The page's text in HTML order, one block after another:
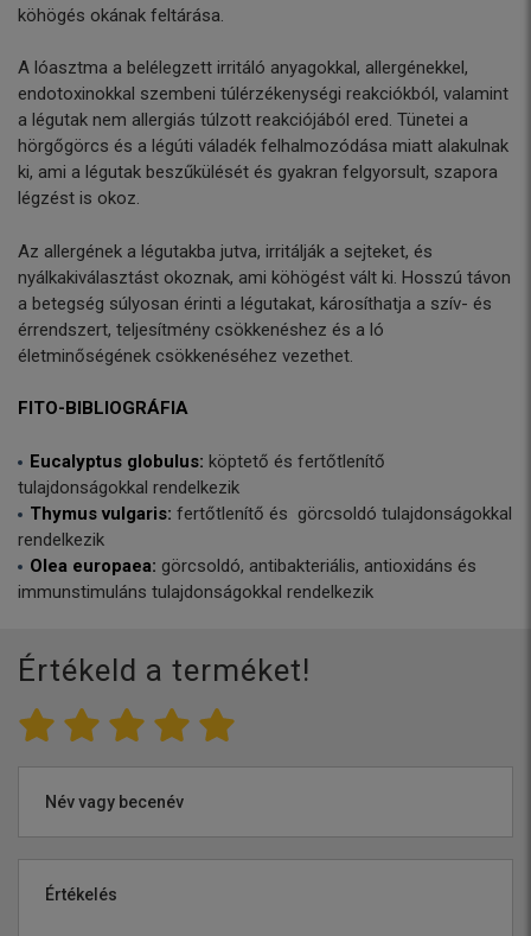
köhögés okának feltárása.
A lóasztma a belélegzett irritáló anyagokkal, allergénekkel,
endotoxinokkal szembeni túlérzékenységi reakciókból, valamint
a légutak nem allergiás túlzott reakciójából ered. Tünetei a
hörgőgörcs és a légúti váladék felhalmozódása miatt alakulnak
ki, ami a légutak beszűkülését és gyakran felgyorsult, szapora
légzést is okoz.
Az allergének a légutakba jutva, irritálják a sejteket, és
nyálkakiválasztást okoznak, ami köhögést vált ki. Hosszú távon
a betegség súlyosan érinti a légutakat, károsíthatja a szív- és
érrendszert, teljesítmény csökkenéshez és a ló
életminőségének csökkenéséhez vezethet.
FITO-BIBLIOGRÁFIA
Eucalyptus globulus: köptető és fertőtlenítő
tulajdonságokkal rendelkezik
Thymus vulgaris: fertőtlenítő és görcsoldó tulajdonságokkal
rendelkezik
Olea europaea: görcsoldó, antibakteriális, antioxidáns és
immunstimuláns tulajdonságokkal rendelkezik
Értékeld a terméket!
Név vagy becenév
Értékelés